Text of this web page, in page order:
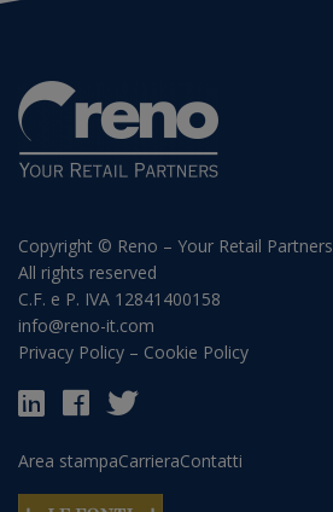
Copyright © Reno – Your Retail Partners
All rights reserved
C.F. e P. IVA 12841400158
info@reno-it.com
Privacy Policy – Cookie Policy
Area stampaCarrieraContatti